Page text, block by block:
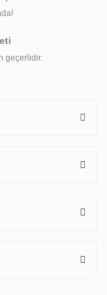
geçerlidir.